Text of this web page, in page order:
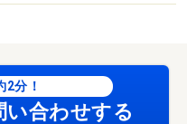
2分！
い合わせする